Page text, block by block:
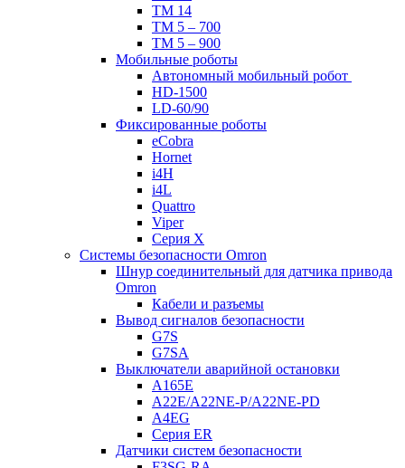
TM 14
TM 5 – 700
TM 5 – 900
Мобильные роботы
Автономный мобильный робот
HD-1500
LD-60/90
Фиксированные роботы
eCobra
Hornet
i4H
i4L
Quattro
Viper
Серия X
Системы безопасности Omron
Шнур соединительный для датчика привода
Omron
Кабели и разъемы
Вывод сигналов безопасности
G7S
G7SA
Выключатели аварийной остановки
A165E
A22E/A22NE-P/A22NE-PD
A4EG
Серия ER
Датчики систем безопасности